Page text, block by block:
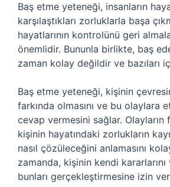
Baş etme yeteneği, insanların
karşılaştıkları zorluklarla başa
hayatlarının kontrolünü geri
önemlidir. Bununla birlikte, baş
zaman kolay değildir ve bazıları
Baş etme yeteneği, kişinin
farkında olmasını ve bu olaylara
cevap vermesini sağlar. Olayların
kişinin hayatındaki zorlukların
nasıl çözüleceğini anlamasını
zamanda, kişinin kendi
bunları gerçekleştirmesine izin